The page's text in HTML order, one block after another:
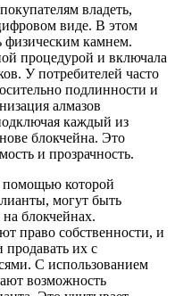
владеть,
виде. В этом
физическим камнем.
процедурой и включала
У потребителей часто
подлинности и
алмазов
каждый из
блокчейна. Это
и прозрачность.
помощью которой
могут быть
блокчейнах.
право собственности, и
их с
С использованием
возможность